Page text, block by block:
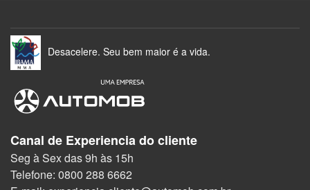
Desacelere. Seu bem maior é a vida.
Canal de Experiencia do cliente
Seg à Sex das 9h às 15h
Telefone: 0800 288 6662